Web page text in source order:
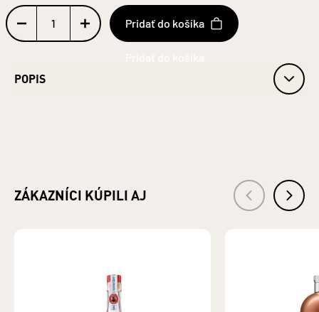
Pridať do košíka
POPIS
ZLOŽENIE: VODA, LIEH, CUKOR, MACERÁTY (BYLINNÉ,
ČAJOVÉ), BROSKYŇOVÝ KONCENTRÁT, ARÓMY, DESTILÁTY
(VÍNNY, SLIVKOVÝ), FARBIVO: OBYČAJNÝ KARAMEL
Bezpečnostné informácie
ZÁKAZNÍCI KÚPILI AJ